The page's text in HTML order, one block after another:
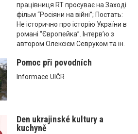
працівниця RT просуває на Заході
фільм “Росіяни на війні”; Постать:
Не історично про історію України в
романі “Європейка”. Інтерв’ю з
автором Олексієм Севруком та ін.
Pomoc při povodních
Informace UIČR
Den ukrajinské kultury a
kuchyně